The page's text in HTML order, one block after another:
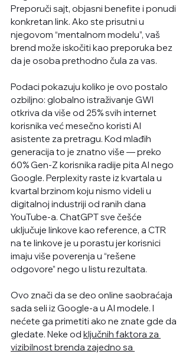
Preporuči sajt, objasni benefite i ponudi
konkretan link. Ako ste prisutni u
njegovom “mentalnom modelu”, vaš
brend može iskočiti kao preporuka bez
da je osoba prethodno čula za vas.
Podaci pokazuju koliko je ovo postalo
ozbiljno: globalno istraživanje GWI
otkriva da više od 25% svih internet
korisnika već mesečno koristi AI
asistente za pretragu. Kod mlađih
generacija to je znatno više — preko
60% Gen-Z korisnika radije pita AI nego
Google. Perplexity raste iz kvartala u
kvartal brzinom koju nismo videli u
digitalnoj industriji od ranih dana
YouTube-a. ChatGPT sve češće
uključuje linkove kao reference, a CTR
na te linkove je u porastu jer korisnici
imaju više poverenja u “rešene
odgovore” nego u listu rezultata.
Ovo znači da se deo online saobraćaja
sada seli iz Google-a u AI modele. I
nećete ga primetiti ako ne znate gde da
gledate. Neke od ključnih faktora za
vizibilnost brenda zajedno sa